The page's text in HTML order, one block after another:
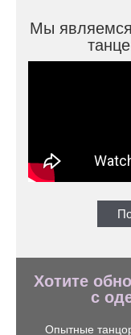
Мы
Хотите
с
Опытные